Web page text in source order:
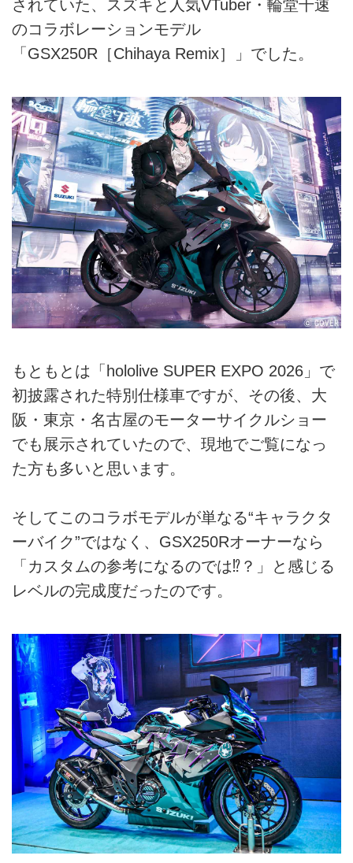
されていた、スズキと人気VTuber・輪堂千速
のコラボレーションモデル
「GSX250R［Chihaya Remix］」でした。
もともとは「hololive SUPER EXPO 2026」で
初披露された特別仕様車ですが、その後、大
阪・東京・名古屋のモーターサイクルショー
でも展示されていたので、現地でご覧になっ
た方も多いと思います。
そしてこのコラボモデルが単なる“キャラクタ
ーバイク”ではなく、GSX250Rオーナーなら
「カスタムの参考になるのでは⁉︎？」と感じる
レベルの完成度だったのです。